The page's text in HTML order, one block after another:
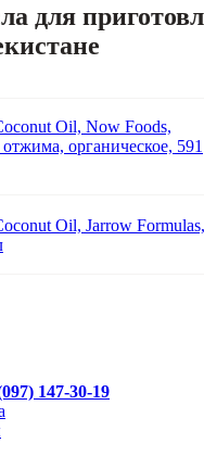
для
Oil, Now Foods,
органическое, 591
Oil, Jarrow Formulas,
147-30-19